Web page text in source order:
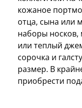
кожаное
отца, сына или
наборы носков,
или теплый
сорочка и
размер. В
приобрести